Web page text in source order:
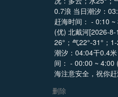
0.7浪 当日潮汐：
赶海时间： - 0:10
(优) 北戴河[2026-8-11] 天气情况：中雨；水
26°；气22°-31°；
潮汐：04:04干0.4
间： - 00:00 ~ 4:00
海注意安全，祝你赶
删除